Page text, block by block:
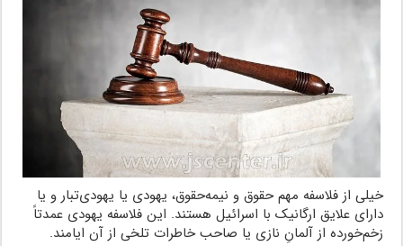
خیلی از فلاسفه مهم حقوق و نیمه‌حقوق، یهودی یا یهودی‌تبار و یا
دارای علایق ارگانیک با اسرائیل هستند. این فلاسفه یهودی عمدتاً
زخم‌خورده از آلمانِ نازی یا صاحب خاطرات تلخی از آن ایامند.